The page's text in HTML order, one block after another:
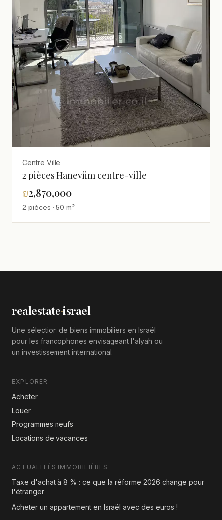
Centre Ville
2 pièces Haneviim centre-ville
₪2,870,000
2 pièces · 50 m²
realestate·israel
Une sélection de biens immobiliers en Israël
pour les francophones envisageant l'alyah ou
un investissement international.
EXPLORER
Acheter
Louer
Programmes neufs
Locations de vacances
ACTUALITÉS IMMOBILIÈRES
Taxe d'achat à 8 % : ce que la réforme 2026 change pour
l'étranger
Acheter un appartement en Israël avec des euros !